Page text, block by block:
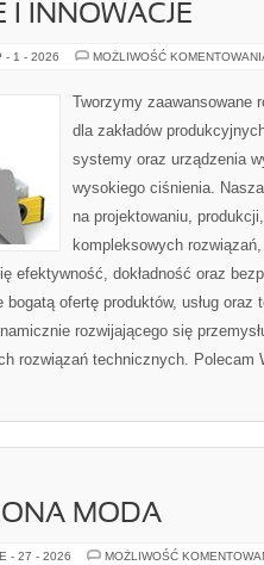
I INNOWACJE
- 1 - 2026 MOŻLIWOŚĆ
Tworzymy zaawansowane
dla zakładów
systemy oraz urządzenia
wysokiego ciśnienia.
na projektowaniu,
kompleksowych
efektywność, dokładność oraz
ofertę produktów, usług oraz
rozwijającego się
rozwiązań technicznych. Polecam
MODA
- 27 - 2026 MOŻLIWOŚĆ